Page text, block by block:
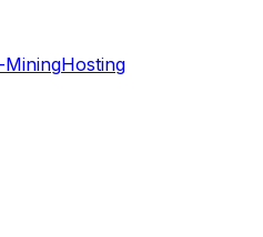
MiningHosting